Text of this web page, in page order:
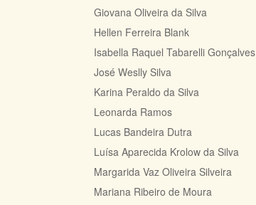
Giovana Oliveira da Silva
Hellen Ferreira Blank
​Isabella Raquel Tabarelli Gonçalves
José Weslly Silva
​Karina Peraldo da Silva
​Leonarda Ramos
Lucas Bandeira Dutra
Luísa Aparecida Krolow da Silva
Margarida Vaz Oliveira Silveira
Mariana Ribeiro de Moura